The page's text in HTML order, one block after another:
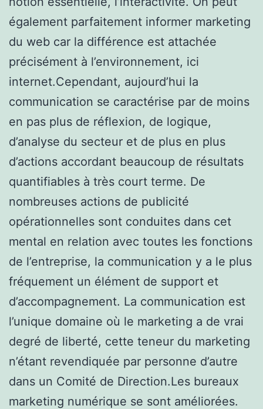
également parfaitement informer marketing
du web car la différence est attachée
précisément à l’environnement, ici
internet.Cependant, aujourd’hui la
communication se caractérise par de moins
en pas plus de réflexion, de logique,
d’analyse du secteur et de plus en plus
d’actions accordant beaucoup de résultats
quantifiables à très court terme. De
nombreuses actions de publicité
opérationnelles sont conduites dans cet
mental en relation avec toutes les fonctions
de l’entreprise, la communication y a le plus
fréquement un élément de support et
d’accompagnement. La communication est
l’unique domaine où le marketing a de vrai
degré de liberté, cette teneur du marketing
n’étant revendiquée par personne d’autre
dans un Comité de Direction.Les bureaux
marketing numérique se sont améliorées.